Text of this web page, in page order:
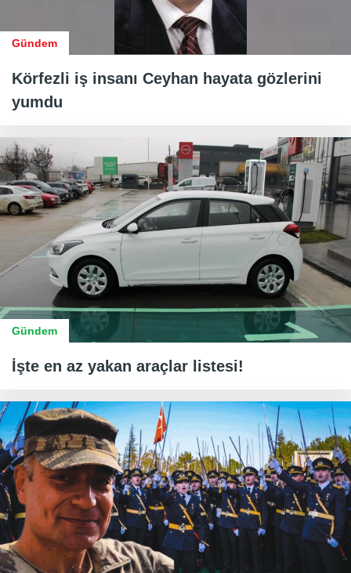
Gündem
Körfezli iş insanı Ceyhan hayata gözlerini
yumdu
Gündem
İşte en az yakan araçlar listesi!